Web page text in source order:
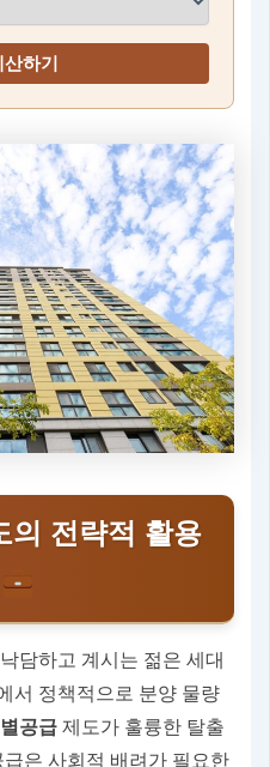
하기
의 전략적 활용
담하고 계시는 젊은 세대
서 정책적으로 분양 물량
공급 제도가 훌륭한 탈출
은 사회적 배려가 필요한